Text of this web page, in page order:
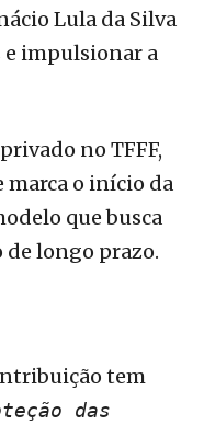
Lula da Silva
e impulsionar a
no TFFF,
o início da
que busca
longo prazo.
tem
das